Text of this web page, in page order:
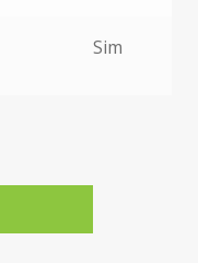
Sim